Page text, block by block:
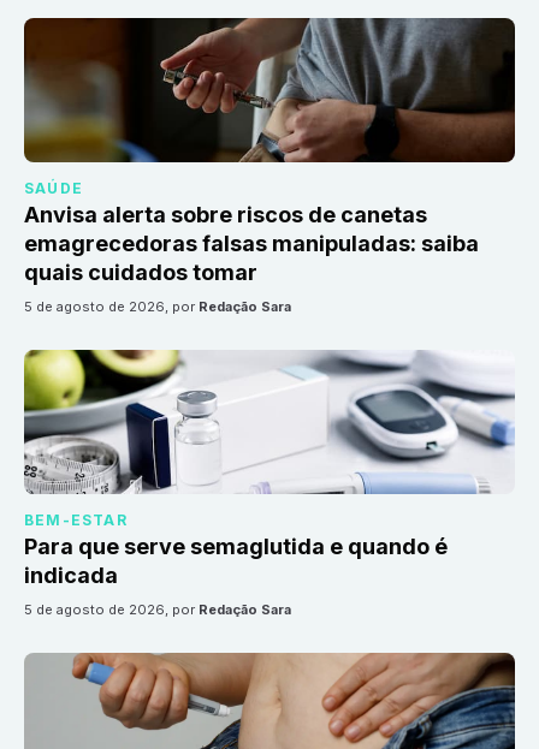
SAÚDE
Anvisa alerta sobre riscos de canetas
emagrecedoras falsas manipuladas: saiba
quais cuidados tomar
5 de agosto de 2026, por Redação Sara
BEM-ESTAR
Para que serve semaglutida e quando é
indicada
5 de agosto de 2026, por Redação Sara